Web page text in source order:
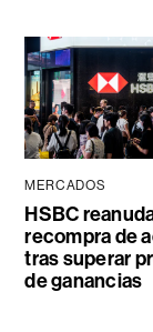
MERCADOS
HSBC
recompra de
tras superar
de ganancias